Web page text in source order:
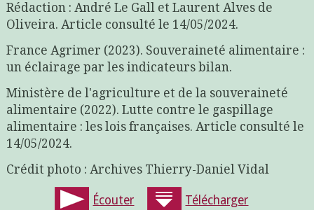
Rédaction : André Le Gall et Laurent Alves de
Oliveira. Article consulté le 14/05/2024.
France Agrimer (2023). Souveraineté alimentaire :
un éclairage par les indicateurs bilan.
Ministère de l'agriculture et de la souveraineté
alimentaire (2022). Lutte contre le gaspillage
alimentaire : les lois françaises. Article consulté le
14/05/2024.
Crédit photo : Archives Thierry-Daniel Vidal
Écouter Télécharger